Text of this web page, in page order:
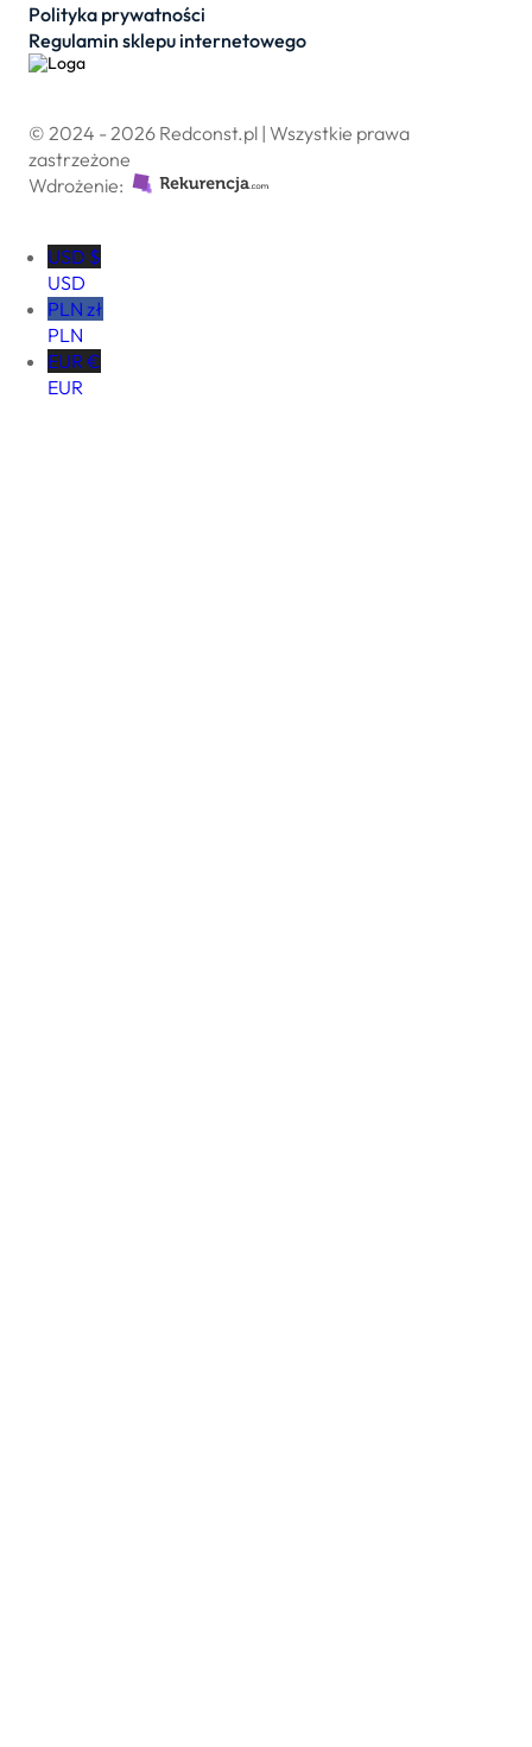
Polityka prywatności
Regulamin sklepu internetowego
© 2024 - 2026 Redconst.pl | Wszystkie prawa
zastrzeżone
Wdrożenie:
USD $
USD
PLN zł
PLN
EUR €
EUR